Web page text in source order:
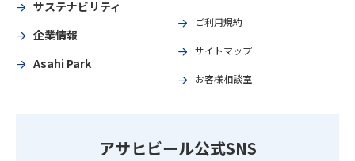
サステナビリティ
企業情報
Asahi Park
ご利用規約
サイトマップ
お客様相談室
アサヒビール公式SNS